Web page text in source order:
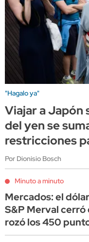
"Hagalo ya"
Viajar a Japón
del yen se
restricciones
Por Dionisio Bosch
Minuto a minuto
Mercados: el
S&P Merval cerró
rozó los 450